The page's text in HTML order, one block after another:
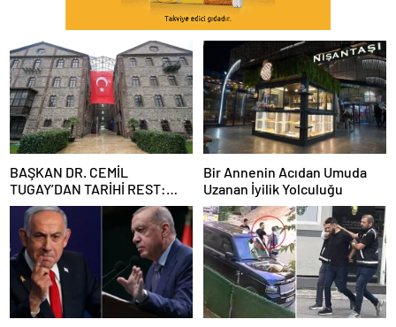
BAŞKAN DR. CEMİL
TUGAY’DAN TARİHİ REST:
“İZMİR’İN MALINA
ÇÖKTÜRMEM, HALKIN
HAKKINI KİMSEYE
YEDİRMEM!”
Bir Annenin Acıdan Umuda
Uzanan İyilik Yolculuğu